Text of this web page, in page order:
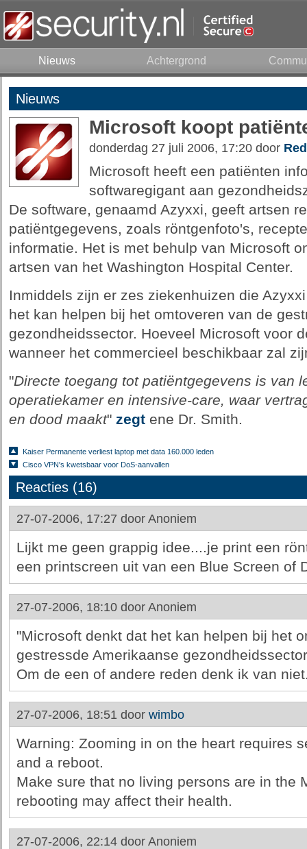
Nieuws Achtergrond
Nieuws
Microsoft koopt
donderdag 27 juli 2006, 17:20 door
Microsoft heeft een patiënten
softwaregigant aan
De software, genaamd Azyxxi, geeft artsen
patiëntgegevens, zoals röntgenfoto's,
informatie. Het is met behulp van Microsoft
artsen van het Washington Hospital Center.
Inmiddels zijn er zes ziekenhuizen die
het kan helpen bij het omtoveren van de
gezondheidssector. Hoeveel Microsoft voor
wanneer het commercieel beschikbaar zal
"Directe toegang tot patiëntgegevens is van
operatiekamer en intensive-care, waar
en dood maakt" zegtene Dr. Smith.
Kaiser Permanente verliest laptop met data 160.000 leden
Cisco VPN's kwetsbaar voor DoS-aanvallen
Reacties (16)
27-07-2006, 17:27 door Anoniem
Lijkt me geen grappig idee....je print een
een printscreen uit van een Blue Screen of
27-07-2006, 18:10 door Anoniem
"Microsoft denkt dat het kan helpen bij het
gestressde Amerikaanse
Om de een of andere reden denk ik van
27-07-2006, 18:51 door wimbo
Warning: Zooming in on the heart requires
and a reboot.
Make sure that no living persons are in the
rebooting may affect their health.
27-07-2006, 22:14 door Anoniem